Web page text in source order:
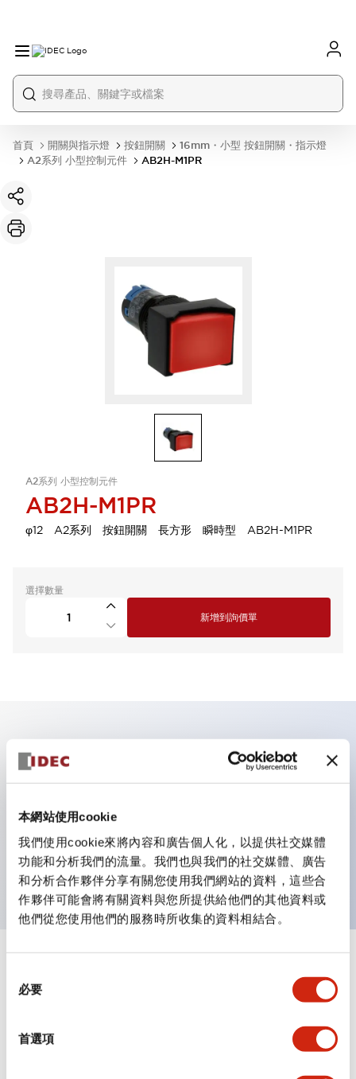
本網站使用cookie
我們使用cookie來將內容和廣告個人化，以提供社交媒體
功能和分析我們的流量。我們也與我們的社交媒體、廣告
和分析合作夥伴分享有關您使用我們網站的資料，這些合
作夥伴可能會將有關資料與您所提供給他們的其他資料或
他們從您使用他們的服務時所收集的資料相結合。
必要
首選項
首頁 開關與指示燈 按鈕開關
16mm・小型 按鈕開關・指示燈
A2系列 小型控制元件
AB2H-M1PR
A2系列 小型控制元件
AB2H-M1PR
φ12 A2系列 按鈕開關 長方形 瞬時型 AB2H-M1PR
選擇數量
新增到詢價單
主要特點
作業性提升的背部端子方式，全系列統一22mm軸長的
平坦端子面。
UL・CSA認證品
環境規範